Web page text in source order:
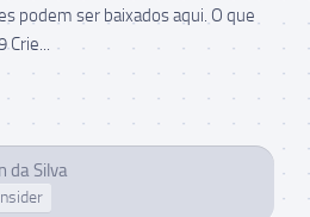
podem ser baixados aqui. O que
Crie...
da Silva